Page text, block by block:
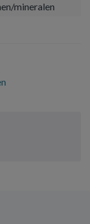
mineralen